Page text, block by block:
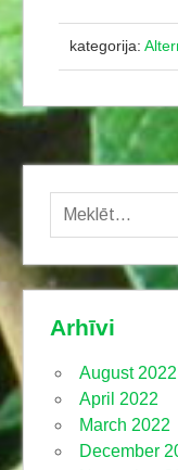
kategorija:
Arhīvi
August 2022
April 2022
March 2022
December